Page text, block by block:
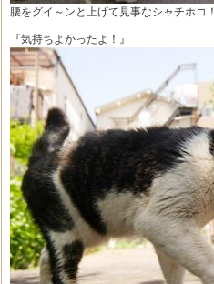
腰をグイ～ンと上げて見事なシャチホコ！
『気持ちよかったよ！』